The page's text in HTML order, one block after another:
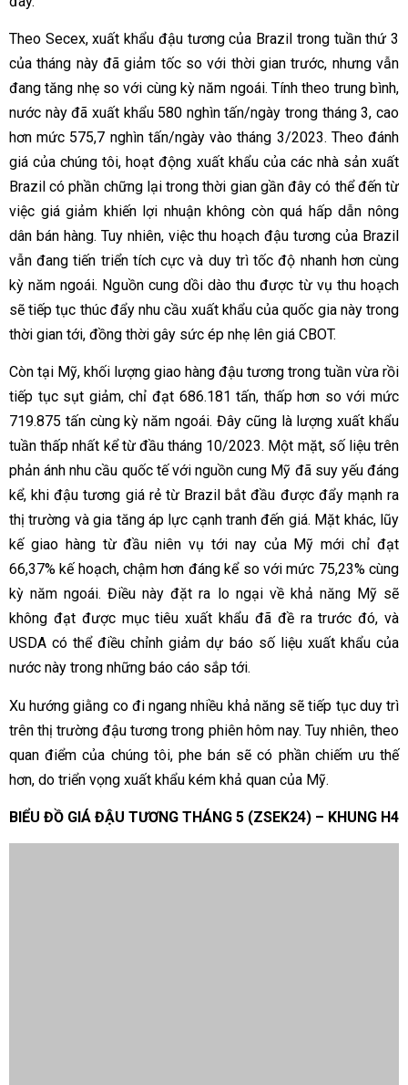
Theo Secex, xuất khẩu đậu tương của Brazil trong tuần thứ 3
của tháng này đã giảm tốc so với thời gian trước, nhưng vẫn
đang tăng nhẹ so với cùng kỳ năm ngoái. Tính theo trung bình,
nước này đã xuất khẩu 580 nghìn tấn/ngày trong tháng 3, cao
hơn mức 575,7 nghìn tấn/ngày vào tháng 3/2023. Theo đánh
giá của chúng tôi, hoạt động xuất khẩu của các nhà sản xuất
Brazil có phần chững lại trong thời gian gần đây có thể đến từ
việc giá giảm khiến lợi nhuận không còn quá hấp dẫn nông
dân bán hàng. Tuy nhiên, việc thu hoạch đậu tương của Brazil
vẫn đang tiến triển tích cực và duy trì tốc độ nhanh hơn cùng
kỳ năm ngoái. Nguồn cung dồi dào thu được từ vụ thu hoạch
sẽ tiếp tục thúc đẩy nhu cầu xuất khẩu của quốc gia này trong
thời gian tới, đồng thời gây sức ép nhẹ lên giá CBOT.
Còn tại Mỹ, khối lượng giao hàng đậu tương trong tuần vừa rồi
tiếp tục sụt giảm, chỉ đạt 686.181 tấn, thấp hơn so với mức
719.875 tấn cùng kỳ năm ngoái. Đây cũng là lượng xuất khẩu
tuần thấp nhất kể từ đầu tháng 10/2023. Một mặt, số liệu trên
phản ánh nhu cầu quốc tế với nguồn cung Mỹ đã suy yếu đáng
kể, khi đậu tương giá rẻ từ Brazil bắt đầu được đẩy mạnh ra
thị trường và gia tăng áp lực cạnh tranh đến giá. Mặt khác, lũy
kế giao hàng từ đầu niên vụ tới nay của Mỹ mới chỉ đạt
66,37% kế hoạch, chậm hơn đáng kể so với mức 75,23% cùng
kỳ năm ngoái. Điều này đặt ra lo ngại về khả năng Mỹ sẽ
không đạt được mục tiêu xuất khẩu đã đề ra trước đó, và
USDA có thể điều chỉnh giảm dự báo số liệu xuất khẩu của
nước này trong những báo cáo sắp tới.
Xu hướng giằng co đi ngang nhiều khả năng sẽ tiếp tục duy trì
trên thị trường đậu tương trong phiên hôm nay. Tuy nhiên, theo
quan điểm của chúng tôi, phe bán sẽ có phần chiếm ưu thế
hơn, do triển vọng xuất khẩu kém khả quan của Mỹ.
BIỂU ĐỒ GIÁ ĐẬU TƯƠNG THÁNG 5 (ZSEK24) – KHUNG H4